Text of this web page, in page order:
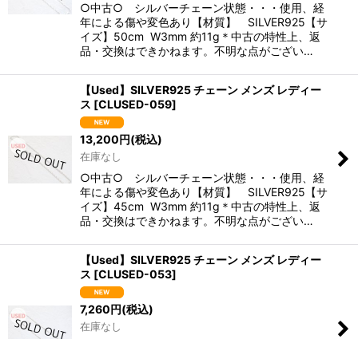
○中古○ シルバーチェーン状態・・・使用、経
年による傷や変色あり【材質】 SILVER925【サ
イズ】50cm W3mm 約11g＊中古の特性上、返
品・交換はできかねます。不明な点がござい…
【Used】SILVER925 チェーン メンズ レディー
ス [CLUSED-059]
13,200円(税込)
在庫なし
○中古○ シルバーチェーン状態・・・使用、経
年による傷や変色あり【材質】 SILVER925【サ
イズ】45cm W3mm 約11g＊中古の特性上、返
品・交換はできかねます。不明な点がござい…
【Used】SILVER925 チェーン メンズ レディー
ス [CLUSED-053]
7,260円(税込)
在庫なし